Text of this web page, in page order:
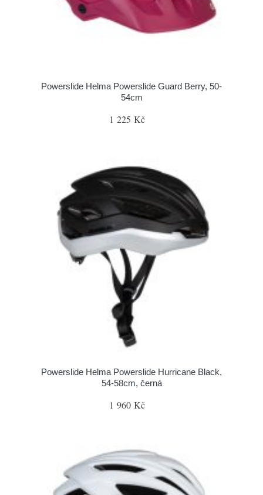
Powerslide Helma Powerslide Guard Berry, 50-
54cm
1 225 Kč
Powerslide Helma Powerslide Hurricane Black,
54-58cm, černá
1 960 Kč